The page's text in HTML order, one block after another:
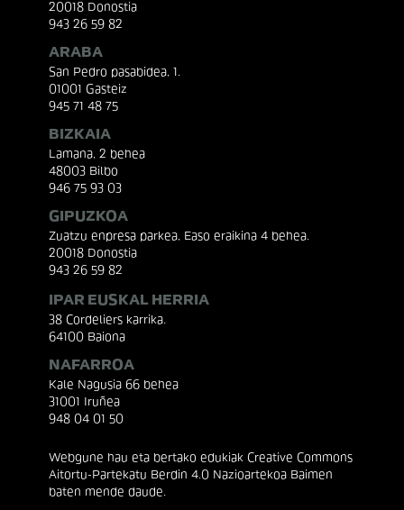
20018 Donostia
943 26 59 82
ARABA
San Pedro pasabidea, 1.
01001 Gasteiz
945 71 48 75
BIZKAIA
Lamana, 2 behea
48003 Bilbo
946 75 93 03
GIPUZKOA
Zuatzu enpresa parkea, Easo eraikina 4 behea.
20018 Donostia
943 26 59 82
IPAR EUSKAL HERRIA
38 Cordeliers karrika.
64100 Baiona
NAFARROA
Kale Nagusia 66 behea
31001 Iruñea
948 04 01 50
Webgune hau eta bertako edukiak Creative Commons
Aitortu-Partekatu Berdin 4.0 Nazioartekoa Baimen
baten mende daude.